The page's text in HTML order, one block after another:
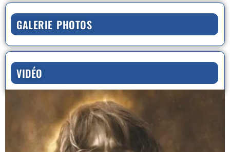
GALERIE PHOTOS
VIDÉO